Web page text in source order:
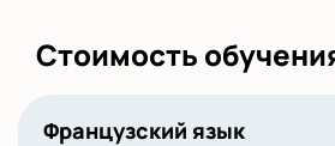
Стоимость
Французский язык